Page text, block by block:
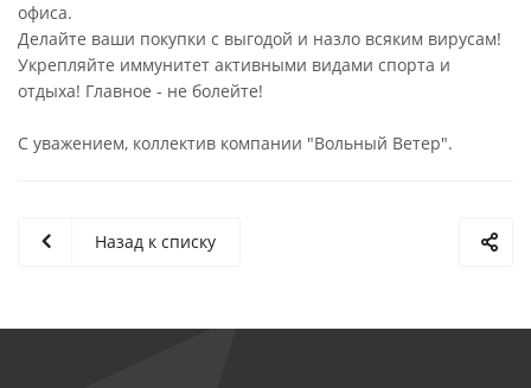
офиса.
Делайте ваши покупки с выгодой и назло всяким вирусам!
Укрепляйте иммунитет активными видами спорта и
отдыха! Главное - не болейте!
С уважением, коллектив компании "Вольный Ветер".
Назад к списку